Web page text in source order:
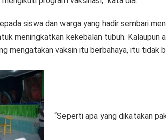
siswa dan warga yang hadir sembari
meningkatkan kekebalan tubuh. Kalaupun
mengatakan vaksin itu berbahaya, itu tidak
“Seperti apa yang dikatakan